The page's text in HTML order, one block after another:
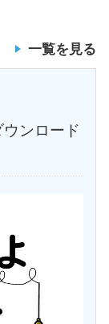
一覧を見る
ンロード